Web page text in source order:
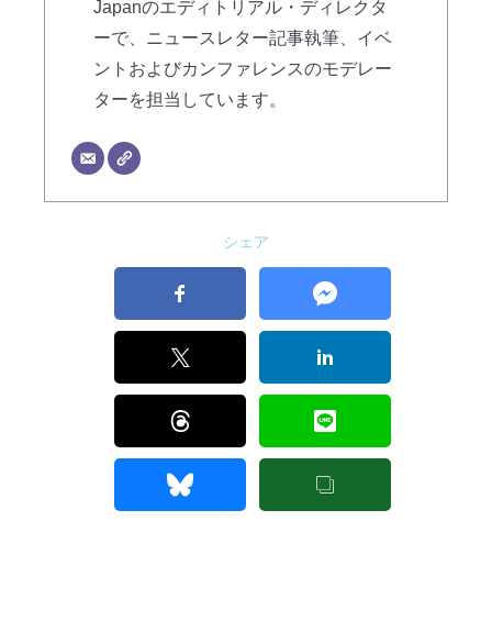
Japanのエディトリアル・ディレクタ
ーで、ニュースレター記事執筆、イベ
ントおよびカンファレンスのモデレー
ターを担当しています。
シェア